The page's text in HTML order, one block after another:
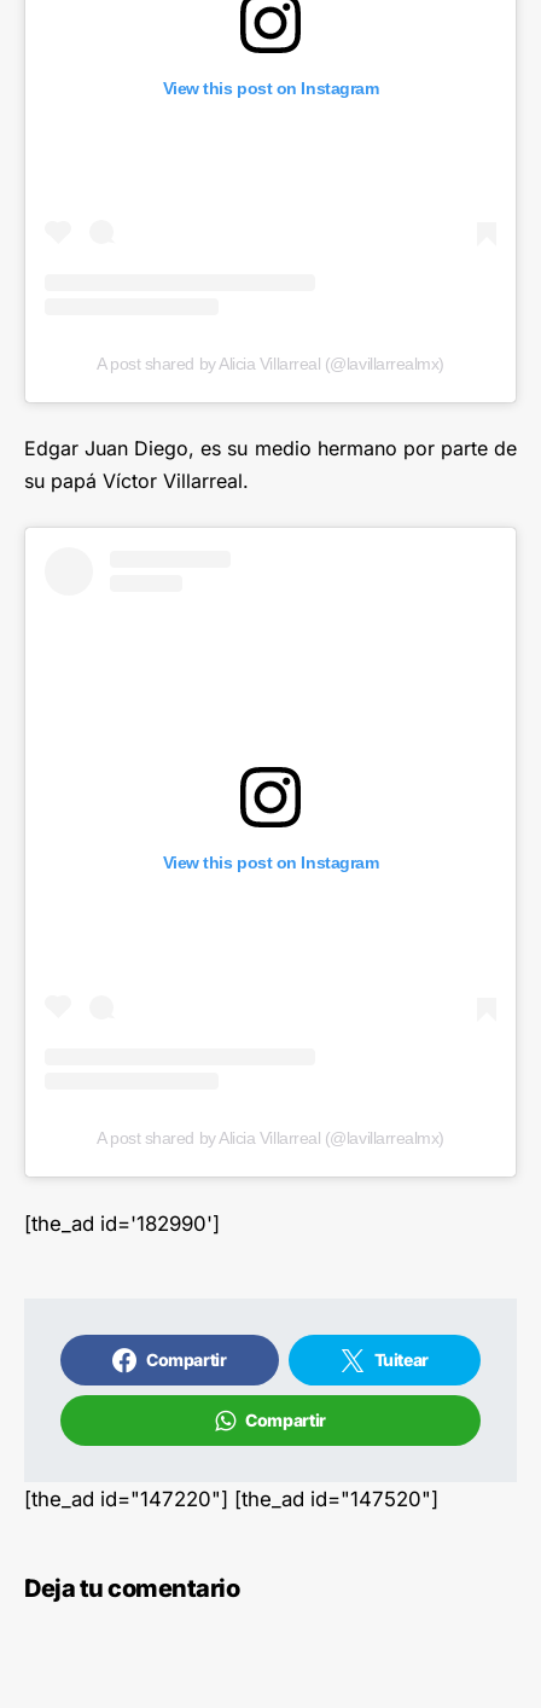
View this post on Instagram
A post shared by Alicia Villarreal (@lavillarrealmx)
Edgar Juan Diego, es su medio hermano por parte de
su papá Víctor Villarreal.
View this post on Instagram
A post shared by Alicia Villarreal (@lavillarrealmx)
[the_ad id='182990']
Compartir Tuitear
Compartir
[the_ad id="147220"] [the_ad id="147520"]
Deja tu comentario